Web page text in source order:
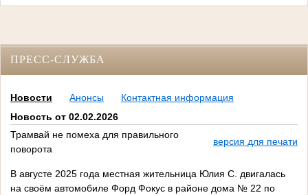
ПРЕСС-СЛУЖБА
Новости Анонсы
Контактная информация
Новость от 02.02.2026
Трамвай не помеха для правильного
поворота
версия для печати
В августе 2025 года местная жительница Юлия С. двигалась
на своём автомобиле Форд Фокус в районе дома № 22 по